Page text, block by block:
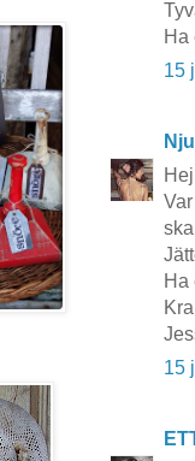
Ha
15
Ha
15